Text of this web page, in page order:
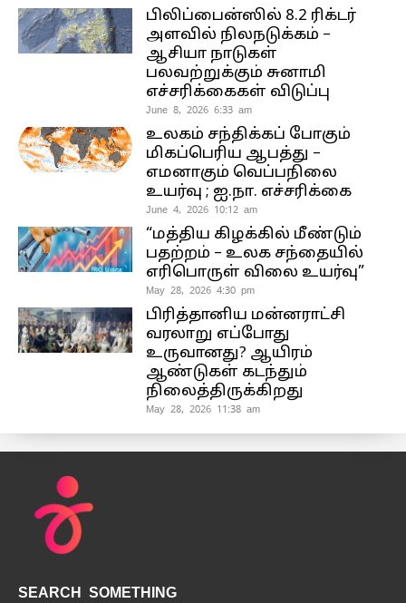
பிலிப்பைன்ஸில் 8.2 ரிக்டர்
அளவில் நிலநடுக்கம் –
ஆசியா நாடுகள்
பலவற்றுக்கும் சுனாமி
எச்சரிக்கைகள் விடுப்பு
June 8, 2026 6:33 am
உலகம் சந்திக்கப் போகும்
மிகப்பெரிய ஆபத்து –
எமனாகும் வெப்பநிலை
உயர்வு ; ஐ.நா. எச்சரிக்கை
June 4, 2026 10:12 am
“மத்திய கிழக்கில் மீண்டும்
பதற்றம் – உலக சந்தையில்
எரிபொருள் விலை உயர்வு”
May 28, 2026 4:30 pm
பிரித்தானிய மன்னராட்சி
வரலாறு எப்போது
உருவானது? ஆயிரம்
ஆண்டுகள் கடந்தும்
நிலைத்திருக்கிறது
May 28, 2026 11:38 am
SEARCH SOMETHING